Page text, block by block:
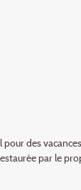
des
par le